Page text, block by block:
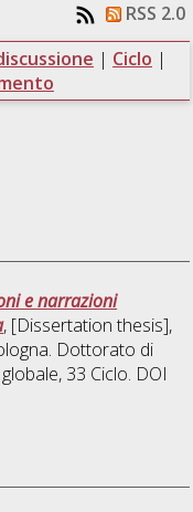
RSS 2.0
| Ciclo |
e narrazioni
, [Dissertation thesis],
Dottorato di
, 33 Ciclo. DOI